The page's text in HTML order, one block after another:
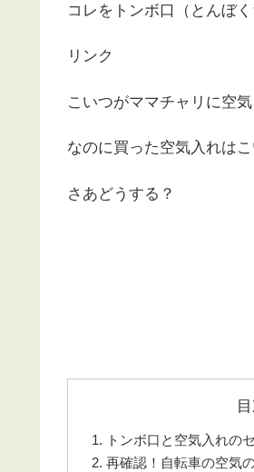
コレをトンボ口（とんぼ
リンク
こいつがママチャリに空
なのに買った空気入れは
さあどうする？
トンボ口と空気入れの
再確認！自転車の空気